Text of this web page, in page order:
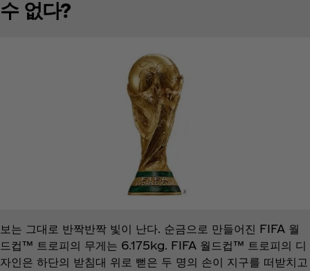
수 없다?
보는 그대로 반짝반짝 빛이 난다. 순금으로 만들어진 FIFA 월
드컵™ 트로피의 무게는 6.175kg. FIFA 월드컵™ 트로피의 디
자인은 하단의 받침대 위로 뻗은 두 명의 손이 지구를 떠받치고